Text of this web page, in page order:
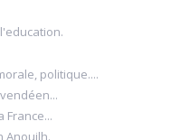
politique....
France...
Anouilh.